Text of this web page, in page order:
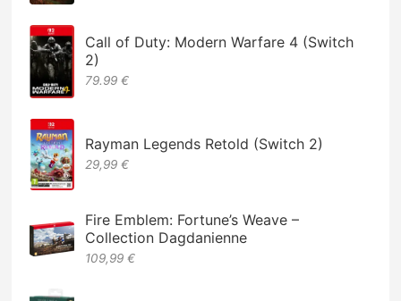
Call of Duty: Modern Warfare 4 (Switch
2)
79.99 €
Rayman Legends Retold (Switch 2)
29,99 €
Fire Emblem: Fortune’s Weave –
Collection Dagdanienne
109,99 €